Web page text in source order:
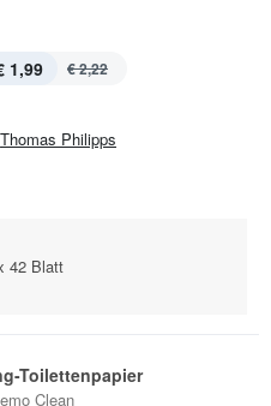
1,99 € 2,22
Thomas Philipps
42 Blatt
Toilettenpapier
Clean